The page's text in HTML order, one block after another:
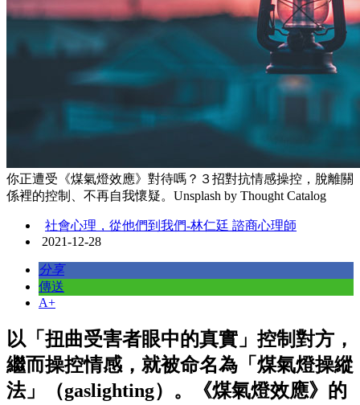
你正遭受《煤氣燈效應》對待嗎？３招對抗情感操控，脫離關
係裡的控制、不再自我懷疑。Unsplash by Thought Catalog
社會心理，從他們到我們-林仁廷 諮商心理師
2021-12-28
分享
傳送
A+
以「扭曲受害者眼中的真實」控制對方，
繼而操控情感，就被命名為「煤氣燈操縱
法」（gaslighting）。《煤氣燈效應》的